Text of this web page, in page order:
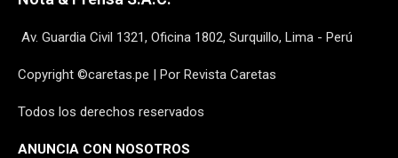
Av. Guardia Civil 1321, Oficina 1802, Surquillo, Lima - Perú
Copyright ©caretas.pe | Por Revista Caretas
Todos los derechos reservados
ANUNCIA CON NOSOTROS